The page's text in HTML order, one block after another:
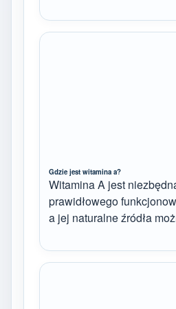
Gdzie jest witamina a?
Witamina A jest
prawidłowego
a jej naturalne źródła